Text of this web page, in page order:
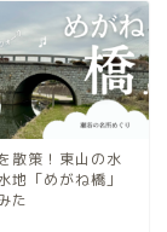
散策！東山の水
地「めがね橋」
た